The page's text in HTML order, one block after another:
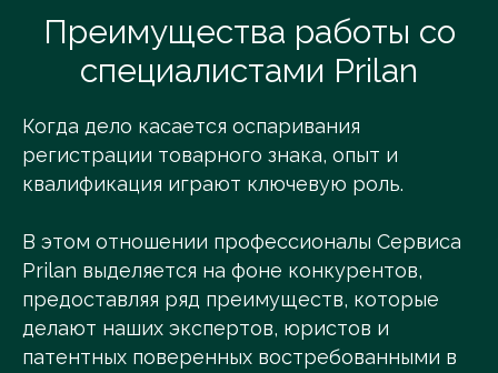
Преимущества работы со
специалистами Prilan
Когда дело касается оспаривания
регистрации товарного знака, опыт и
квалификация играют ключевую роль.
В этом отношении профессионалы Сервиса
Prilan выделяется на фоне конкурентов,
предоставляя ряд преимуществ, которые
делают наших экспертов, юристов и
патентных поверенных востребованными в